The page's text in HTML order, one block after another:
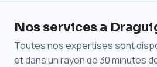
Nos services a
Toutes nos expertises sont
et dans un rayon de 30 minutes